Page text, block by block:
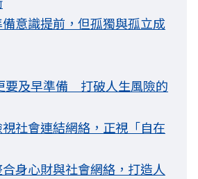
意識提前，但孤獨與孤立成
要及早準備 打破人生風險的
社會連結網絡，正視「自在
身心財與社會網絡，打造人